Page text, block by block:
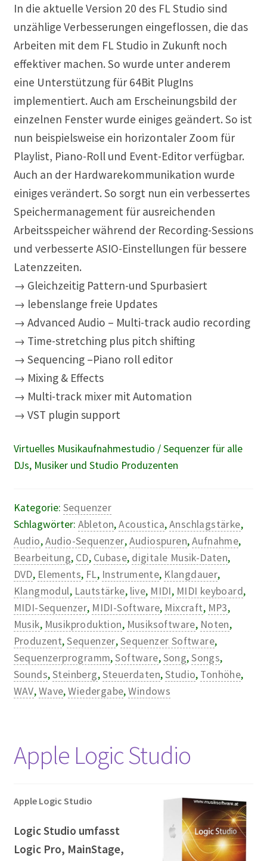
In die aktuelle Version 20 des FL Studio sind
unzählige Verbesserungen eingeflossen, die das
Arbeiten mit dem FL Studio in Zukunft noch
effektiver machen. So wurde unter anderem
eine Unterstützung für 64Bit PlugIns
implementiert. Auch am Erscheinungsbild der
einzelnen Fenster wurde einiges geändert. So ist
nun beispielsweise ein horizontaler Zoom für
Playlist, Piano-Roll und Event-Editor verfügbar.
Auch an der Hardwarekommunikation wurde
einiges verändert. So sorgt nun ein verbessertes
Speichermanagement für ausreichenden
Arbeitsspeicher während der Recording-Sessions
und verbesserte ASIO-Einstellungen für bessere
Latenzzeiten.
→ Gleichzeitig Pattern-und Spurbasiert
→ lebenslange freie Updates
→ Advanced Audio – Multi-track audio recording
→ Time-stretching plus pitch shifting
→ Sequencing –Piano roll editor
→ Mixing & Effects
→ Multi-track mixer mit Automation
→ VST plugin support
Virtuelles Musikaufnahmestudio / Sequenzer für alle
DJs, Musiker und Studio Produzenten
Kategorie: Sequenzer
Schlagwörter: Ableton,Acoustica,Anschlagstärke,
Audio,Audio-Sequenzer,Audiospuren,Aufnahme,
Bearbeitung, CD, Cubase, digitale Musik-Daten,
DVD, Elements, FL, Instrumente, Klangdauer,
Klangmodul, Lautstärke, live, MIDI, MIDI keyboard,
MIDI-Sequenzer, MIDI-Software, Mixcraft, MP3,
Musik, Musikproduktion, Musiksoftware, Noten,
Produzent,Sequenzer,Sequenzer Software,
Sequenzerprogramm,Software,Song,Songs,
Sounds,Steinberg,Steuerdaten,Studio, Tonhöhe,
WAV,Wave,Wiedergabe,Windows
Apple Logic Studio
Apple Logic Studio
Logic Studio umfasst
Logic Pro, MainStage,